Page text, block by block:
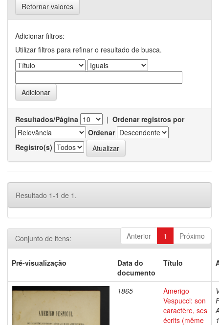
Retornar valores
Adicionar filtros:
Utilizar filtros para refinar o resultado de busca.
Resultados/Página | Ordenar registros por
Ordenar
Registro(s)
Resultado 1-1 de 1.
Anterior 1 Próximo
Conjunto de itens:
Pré-visualização
Data do
documento
Título
1865
Amerigo
Vespucci: son
caractère, ses
écrits (même